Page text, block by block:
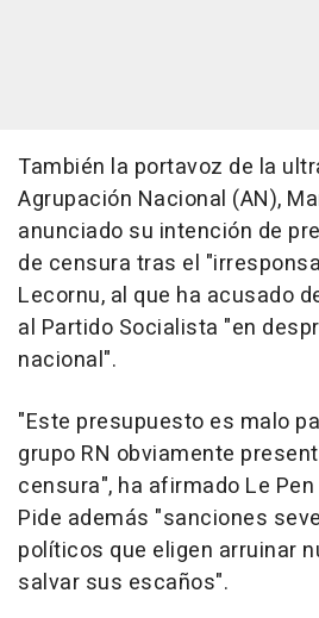
También la portavoz de la
Agrupación Nacional (AN),
anunciado su intención de
de censura tras el
Lecornu, al que ha acusado
al Partido Socialista "en
nacional".
"Este presupuesto es malo
grupo RN obviamente
censura", ha afirmado Le
Pide además "sanciones
políticos que eligen arruinar
salvar sus escaños".